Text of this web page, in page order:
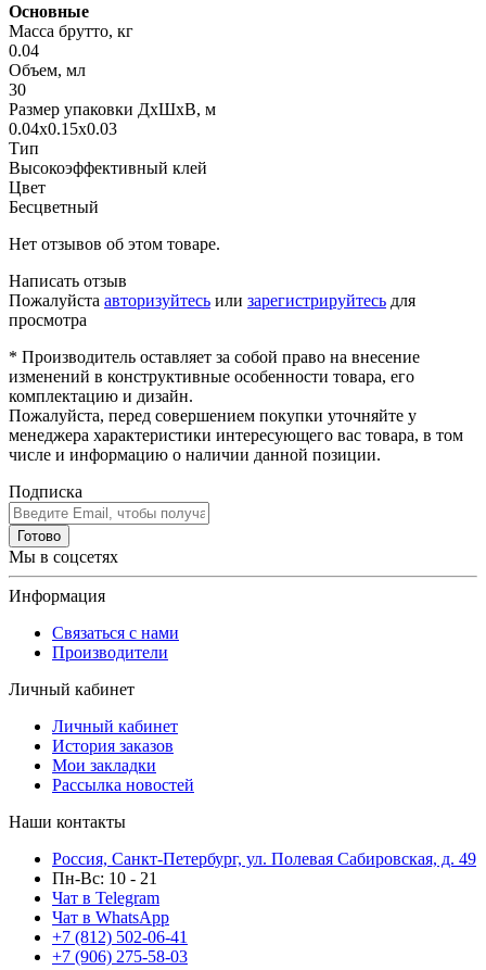
Основные
Масса брутто, кг
0.04
Объем, мл
30
Размер упаковки ДхШхВ, м
0.04x0.15x0.03
Тип
Высокоэффективный клей
Цвет
Бесцветный
Нет отзывов об этом товаре.
Написать отзыв
Пожалуйста авторизуйтесь или зарегистрируйтесь для
просмотра
* Производитель оставляет за собой право на внесение
изменений в конструктивные особенности товара, его
комплектацию и дизайн.
Пожалуйста, перед совершением покупки уточняйте у
менеджера характеристики интересующего вас товара, в том
числе и информацию о наличии данной позиции.
Подписка
Готово
Мы в соцсетях
Информация
Связаться с нами
Производители
Личный кабинет
Личный кабинет
История заказов
Мои закладки
Рассылка новостей
Наши контакты
Россия, Санкт-Петербург, ул. Полевая Сабировская, д. 49
Пн-Вс: 10 - 21
Чат в Telegram
Чат в WhatsApp
+7 (812) 502-06-41
+7 (906) 275-58-03